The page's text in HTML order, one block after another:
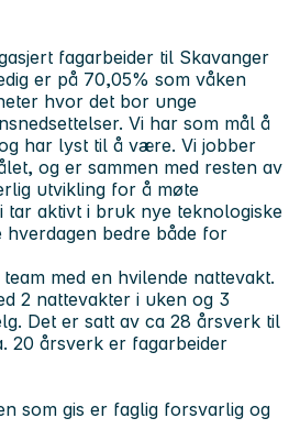
fagarbeider til Skavanger
er på 70,05% som våken
hvor det bor unge
Vi har som mål å
har lyst til å være. Vi jobber
og er sammen med resten av
utvikling for å møte
tar aktivt i bruk nye teknologiske
bedre både for
med en hvilende nattevakt.
2 nattevakter i uken og 3
Det er satt av ca 28 årsverk til
20 årsverk er fagarbeider
som gis er faglig forsvarlig og